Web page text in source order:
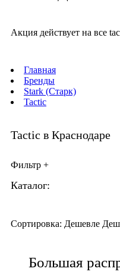
Акция действует на все
Главная
Бренды
Stark (Старк)
Tactic
Tactic в Краснодаре
Фильтр +
Каталог:
Сортировка: Дешевле
Большая